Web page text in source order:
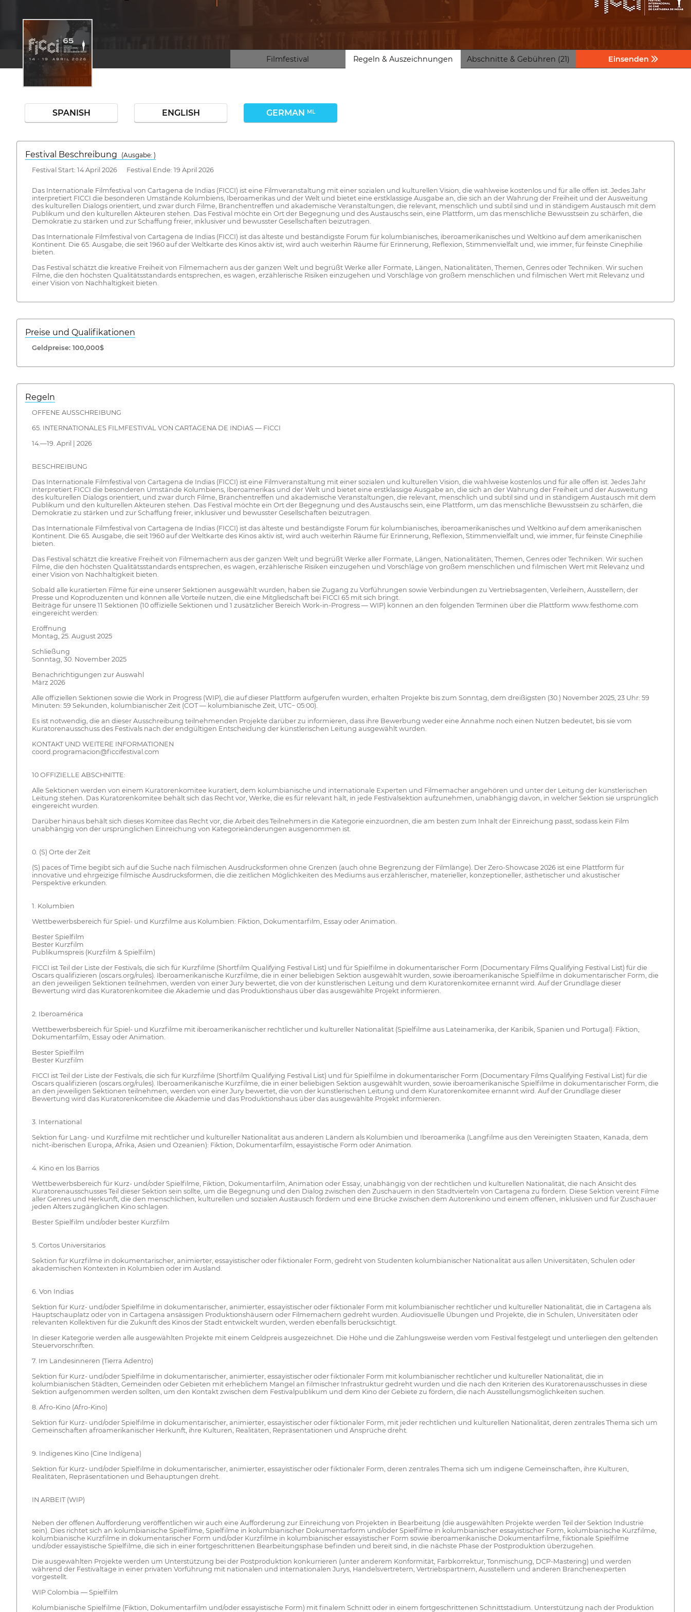
Filmfestival Regeln & Auszeichnungen Abschnitte & Gebühren (21) Einsenden
SPANISH ENGLISH GERMAN ML
Festival Beschreibung
(Ausgabe: )
Festival Start: 14 April 2026 Festival Ende: 19 April 2026
Das Internationale Filmfestival von Cartagena de Indias (FICCI) ist eine Filmveranstaltung mit einer sozialen und kulturellen Vision, die wahlweise kostenlos und für alle offen ist. Jedes Jahr
interpretiert FICCI die besonderen Umstände Kolumbiens, Iberoamerikas und der Welt und bietet eine erstklassige Ausgabe an, die sich an der Wahrung der Freiheit und der Ausweitung
des kulturellen Dialogs orientiert, und zwar durch Filme, Branchentreffen und akademische Veranstaltungen, die relevant, menschlich und subtil sind und in ständigem Austausch mit dem
Publikum und den kulturellen Akteuren stehen. Das Festival möchte ein Ort der Begegnung und des Austauschs sein, eine Plattform, um das menschliche Bewusstsein zu schärfen, die
Demokratie zu stärken und zur Schaffung freier, inklusiver und bewusster Gesellschaften beizutragen.
Das Internationale Filmfestival von Cartagena de Indias (FICCI) ist das älteste und beständigste Forum für kolumbianisches, iberoamerikanisches und Weltkino auf dem amerikanischen
Kontinent. Die 65. Ausgabe, die seit 1960 auf der Weltkarte des Kinos aktiv ist, wird auch weiterhin Räume für Erinnerung, Reflexion, Stimmenvielfalt und, wie immer, für feinste Cinephilie
bieten.
Das Festival schätzt die kreative Freiheit von Filmemachern aus der ganzen Welt und begrüßt Werke aller Formate, Längen, Nationalitäten, Themen, Genres oder Techniken. Wir suchen
Filme, die den höchsten Qualitätsstandards entsprechen, es wagen, erzählerische Risiken einzugehen und Vorschläge von großem menschlichen und filmischen Wert mit Relevanz und
einer Vision von Nachhaltigkeit bieten.
Preise und Qualifikationen
Geldpreise: 100,000$
Regeln
OFFENE AUSSCHREIBUNG
65. INTERNATIONALES FILMFESTIVAL VON CARTAGENA DE INDIAS — FICCI
14.—19. April | 2026
BESCHREIBUNG
Das Internationale Filmfestival von Cartagena de Indias (FICCI) ist eine Filmveranstaltung mit einer sozialen und kulturellen Vision, die wahlweise kostenlos und für alle offen ist. Jedes Jahr
interpretiert FICCI die besonderen Umstände Kolumbiens, Iberoamerikas und der Welt und bietet eine erstklassige Ausgabe an, die sich an der Wahrung der Freiheit und der Ausweitung
des kulturellen Dialogs orientiert, und zwar durch Filme, Branchentreffen und akademische Veranstaltungen, die relevant, menschlich und subtil sind und in ständigem Austausch mit dem
Publikum und den kulturellen Akteuren stehen. Das Festival möchte ein Ort der Begegnung und des Austauschs sein, eine Plattform, um das menschliche Bewusstsein zu schärfen, die
Demokratie zu stärken und zur Schaffung freier, inklusiver und bewusster Gesellschaften beizutragen.
Das Internationale Filmfestival von Cartagena de Indias (FICCI) ist das älteste und beständigste Forum für kolumbianisches, iberoamerikanisches und Weltkino auf dem amerikanischen
Kontinent. Die 65. Ausgabe, die seit 1960 auf der Weltkarte des Kinos aktiv ist, wird auch weiterhin Räume für Erinnerung, Reflexion, Stimmenvielfalt und, wie immer, für feinste Cinephilie
bieten.
Das Festival schätzt die kreative Freiheit von Filmemachern aus der ganzen Welt und begrüßt Werke aller Formate, Längen, Nationalitäten, Themen, Genres oder Techniken. Wir suchen
Filme, die den höchsten Qualitätsstandards entsprechen, es wagen, erzählerische Risiken einzugehen und Vorschläge von großem menschlichen und filmischen Wert mit Relevanz und
einer Vision von Nachhaltigkeit bieten.
Sobald alle kuratierten Filme für eine unserer Sektionen ausgewählt wurden, haben sie Zugang zu Vorführungen sowie Verbindungen zu Vertriebsagenten, Verleihern, Ausstellern, der
Presse und Koproduzenten und können alle Vorteile nutzen, die eine Mitgliedschaft bei FICCI 65 mit sich bringt.
Beiträge für unsere 11 Sektionen (10 offizielle Sektionen und 1 zusätzlicher Bereich Work-in-Progress — WIP) können an den folgenden Terminen über die Plattform www.festhome.com
eingereicht werden:
Eröffnung
Montag, 25. August 2025
Schließung
Sonntag, 30. November 2025
Benachrichtigungen zur Auswahl
März 2026
Alle offiziellen Sektionen sowie die Work in Progress (WIP), die auf dieser Plattform aufgerufen wurden, erhalten Projekte bis zum Sonntag, dem dreißigsten (30.) November 2025, 23 Uhr: 59
Minuten: 59 Sekunden, kolumbianischer Zeit (COT — kolumbianische Zeit, UTC− 05:00).
Es ist notwendig, die an dieser Ausschreibung teilnehmenden Projekte darüber zu informieren, dass ihre Bewerbung weder eine Annahme noch einen Nutzen bedeutet, bis sie vom
Kuratorenausschuss des Festivals nach der endgültigen Entscheidung der künstlerischen Leitung ausgewählt wurden.
KONTAKT UND WEITERE INFORMATIONEN
coord.programacion@ficcifestival.com
10 OFFIZIELLE ABSCHNITTE:
Alle Sektionen werden von einem Kuratorenkomitee kuratiert, dem kolumbianische und internationale Experten und Filmemacher angehören und unter der Leitung der künstlerischen
Leitung stehen. Das Kuratorenkomitee behält sich das Recht vor, Werke, die es für relevant hält, in jede Festivalsektion aufzunehmen, unabhängig davon, in welcher Sektion sie ursprünglich
eingereicht wurden.
Darüber hinaus behält sich dieses Komitee das Recht vor, die Arbeit des Teilnehmers in die Kategorie einzuordnen, die am besten zum Inhalt der Einreichung passt, sodass kein Film
unabhängig von der ursprünglichen Einreichung von Kategorieänderungen ausgenommen ist.
0. (S) Orte der Zeit
(S) paces of Time begibt sich auf die Suche nach filmischen Ausdrucksformen ohne Grenzen (auch ohne Begrenzung der Filmlänge). Der Zero-Showcase 2026 ist eine Plattform für
innovative und ehrgeizige filmische Ausdrucksformen, die die zeitlichen Möglichkeiten des Mediums aus erzählerischer, materieller, konzeptioneller, ästhetischer und akustischer
Perspektive erkunden.
1. Kolumbien
Wettbewerbsbereich für Spiel- und Kurzfilme aus Kolumbien: Fiktion, Dokumentarfilm, Essay oder Animation.
Bester Spielfilm
Bester Kurzfilm
Publikumspreis (Kurzfilm & Spielfilm)
FICCI ist Teil der Liste der Festivals, die sich für Kurzfilme (Shortfilm Qualifying Festival List) und für Spielfilme in dokumentarischer Form (Documentary Films Qualifying Festival List) für die
Oscars qualifizieren (oscars.org/rules). Iberoamerikanische Kurzfilme, die in einer beliebigen Sektion ausgewählt wurden, sowie iberoamerikanische Spielfilme in dokumentarischer Form, die
an den jeweiligen Sektionen teilnehmen, werden von einer Jury bewertet, die von der künstlerischen Leitung und dem Kuratorenkomitee ernannt wird. Auf der Grundlage dieser
Bewertung wird das Kuratorenkomitee die Akademie und das Produktionshaus über das ausgewählte Projekt informieren.
2. Iberoamérica
Wettbewerbsbereich für Spiel- und Kurzfilme mit iberoamerikanischer rechtlicher und kultureller Nationalität (Spielfilme aus Lateinamerika, der Karibik, Spanien und Portugal): Fiktion,
Dokumentarfilm, Essay oder Animation.
Bester Spielfilm
Bester Kurzfilm
FICCI ist Teil der Liste der Festivals, die sich für Kurzfilme (Shortfilm Qualifying Festival List) und für Spielfilme in dokumentarischer Form (Documentary Films Qualifying Festival List) für die
Oscars qualifizieren (oscars.org/rules). Iberoamerikanische Kurzfilme, die in einer beliebigen Sektion ausgewählt wurden, sowie iberoamerikanische Spielfilme in dokumentarischer Form, die
an den jeweiligen Sektionen teilnehmen, werden von einer Jury bewertet, die von der künstlerischen Leitung und dem Kuratorenkomitee ernannt wird. Auf der Grundlage dieser
Bewertung wird das Kuratorenkomitee die Akademie und das Produktionshaus über das ausgewählte Projekt informieren.
3. International
Sektion für Lang- und Kurzfilme mit rechtlicher und kultureller Nationalität aus anderen Ländern als Kolumbien und Iberoamerika (Langfilme aus den Vereinigten Staaten, Kanada, dem
nicht-iberischen Europa, Afrika, Asien und Ozeanien): Fiktion, Dokumentarfilm, essayistische Form oder Animation.
4. Kino en los Barrios
Wettbewerbsbereich für Kurz- und/oder Spielfilme, Fiktion, Dokumentarfilm, Animation oder Essay, unabhängig von der rechtlichen und kulturellen Nationalität, die nach Ansicht des
Kuratorenausschusses Teil dieser Sektion sein sollte, um die Begegnung und den Dialog zwischen den Zuschauern in den Stadtvierteln von Cartagena zu fördern. Diese Sektion vereint Filme
aller Genres und Herkunft, die den menschlichen, kulturellen und sozialen Austausch fördern und eine Brücke zwischen dem Autorenkino und einem offenen, inklusiven und für Zuschauer
jeden Alters zugänglichen Kino schlagen.
Bester Spielfilm und/oder bester Kurzfilm
5. Cortos Universitarios
Sektion für Kurzfilme in dokumentarischer, animierter, essayistischer oder fiktionaler Form, gedreht von Studenten kolumbianischer Nationalität aus allen Universitäten, Schulen oder
akademischen Kontexten in Kolumbien oder im Ausland.
6. Von Indias
Sektion für Kurz- und/oder Spielfilme in dokumentarischer, animierter, essayistischer oder fiktionaler Form mit kolumbianischer rechtlicher und kultureller Nationalität, die in Cartagena als
Hauptschauplatz oder von in Cartagena ansässigen Produktionshäusern oder Filmemachern gedreht wurden. Audiovisuelle Übungen und Projekte, die in Schulen, Universitäten oder
relevanten Kollektiven für die Zukunft des Kinos der Stadt entwickelt wurden, werden ebenfalls berücksichtigt.
In dieser Kategorie werden alle ausgewählten Projekte mit einem Geldpreis ausgezeichnet. Die Höhe und die Zahlungsweise werden vom Festival festgelegt und unterliegen den geltenden
Steuervorschriften.
7. Im Landesinneren (Tierra Adentro)
Sektion für Kurz- und/oder Spielfilme in dokumentarischer, animierter, essayistischer oder fiktionaler Form mit kolumbianischer rechtlicher und kultureller Nationalität, die in
kolumbianischen Städten, Gemeinden oder Gebieten mit erheblichem Mangel an filmischer Infrastruktur gedreht wurden und die nach den Kriterien des Kuratorenausschusses in diese
Sektion aufgenommen werden sollten, um den Kontakt zwischen dem Festivalpublikum und dem Kino der Gebiete zu fördern, die nach Ausstellungsmöglichkeiten suchen.
8. Afro-Kino (Afro-Kino)
Sektion für Kurz- und/oder Spielfilme in dokumentarischer, animierter, essayistischer oder fiktionaler Form, mit jeder rechtlichen und kulturellen Nationalität, deren zentrales Thema sich um
Gemeinschaften afroamerikanischer Herkunft, ihre Kulturen, Realitäten, Repräsentationen und Ansprüche dreht.
9. Indigenes Kino (Cine Indígena)
Sektion für Kurz- und/oder Spielfilme in dokumentarischer, animierter, essayistischer oder fiktionaler Form, deren zentrales Thema sich um indigene Gemeinschaften, ihre Kulturen,
Realitäten, Repräsentationen und Behauptungen dreht.
IN ARBEIT (WIP)
Neben der offenen Aufforderung veröffentlichen wir auch eine Aufforderung zur Einreichung von Projekten in Bearbeitung (die ausgewählten Projekte werden Teil der Sektion Industrie
sein). Dies richtet sich an kolumbianische Spielfilme, Spielfilme in kolumbianischer Dokumentarform und/oder Spielfilme in kolumbianischer essayistischer Form, kolumbianische Kurzfilme,
kolumbianische Kurzfilme in dokumentarischer Form und/oder Kurzfilme in kolumbianischer essayistischer Form sowie iberoamerikanische Dokumentarfilme, fiktionale Spielfilme
und/oder essayistische Spielfilme, die sich in einer fortgeschrittenen Bearbeitungsphase befinden und bereit sind, in die nächste Phase der Postproduktion überzugehen.
Die ausgewählten Projekte werden um Unterstützung bei der Postproduktion konkurrieren (unter anderem Konformität, Farbkorrektur, Tonmischung, DCP-Mastering) und werden
während der Festivaltage in einer privaten Vorführung mit nationalen und internationalen Jurys, Handelsvertretern, Vertriebspartnern, Ausstellern und anderen Branchenexperten
vorgestellt.
WIP Colombia — Spielfilm
Kolumbianische Spielfilme (Fiktion, Dokumentarfilm und/oder essayistische Form) mit finalem Schnitt oder in einem fortgeschrittenen Schnittstadium. Unterstützung nach der Produktion